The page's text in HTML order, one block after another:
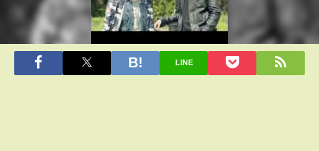
LINE